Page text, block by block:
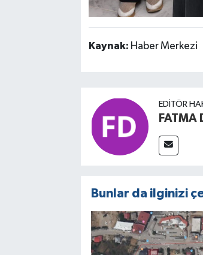
Kaynak: Haber Merkezi
EDITÖR
FATMA
Bunlar da ilginizi